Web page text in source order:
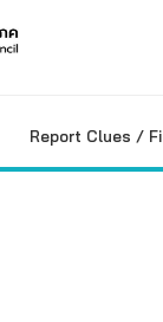
Report Clues /